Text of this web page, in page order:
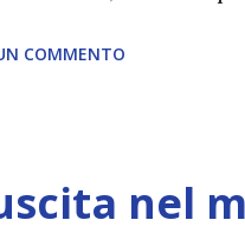
cura: è stato
COMMENTO
nel